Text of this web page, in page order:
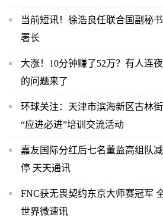
当前短讯！徐浩良任联合国副秘
署长
大涨！10分钟赚了52万？有人
的问题来了
环球关注：天津市滨海新区古林
“应进必进”培训交流活动
嘉友国际分红后七名董监高组队
停 天天通讯
FNC获无畏契约东京大师赛冠军
世界微速讯